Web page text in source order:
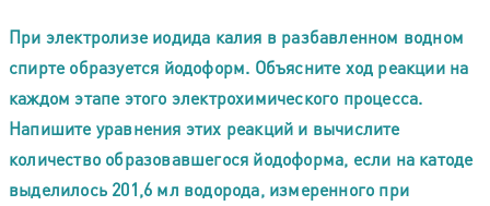
При электролизе иодида калия в разбавленном водном
спирте образуется йодоформ. Объясните ход реакции на
каждом этапе этого электрохимического процесса.
Напишите уравнения этих реакций и вычислите
количество образовавшегося йодоформа, если на катоде
выделилось 201,6 мл водорода, измеренного при